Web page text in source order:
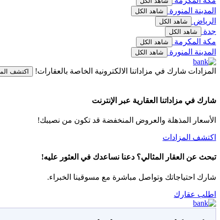
المدينة المنورة شاهد الكل
الرياض شاهد الكل
جدة شاهد الكل
مكة المكرمة شاهد الكل
المدينة المنورة شاهد الكل
المزادات شارك في مزاداتنا الالكترونية الخاصة بالعقارات! اكتشف
شارك في مزاداتنا العقارية عبر الإنترنت
الأسعار المذهلة والعروض المنخفضة قد تكون من نصيبك!
اكتشف المزادات
تبحث عن العقار المثالي؟ دعنا نساعدك في العثور عليه!
شارك احتياجاتك وتواصل مباشرة مع مسوقينا الخبراء.
اطلب عقارك